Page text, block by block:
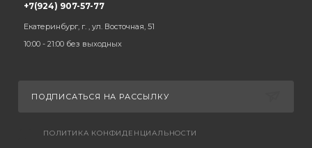
+7(924) 907-57-77
Екатеринбург, г. , ул. Восточная, 51
10:00 - 21:00 без выходных
ПОДПИСАТЬСЯ НА РАССЫЛКУ
ПОЛИТИКА КОНФИДЕНЦИАЛЬНОСТИ